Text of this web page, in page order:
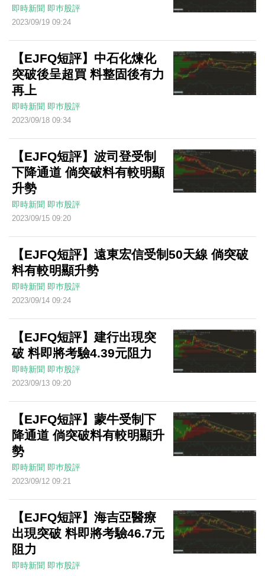
即時新聞 即巿股評
2023/09/19 09:24
【EJFQ短評】中石化煉化
突破後呈超買 料整固後有力
再上
即時新聞 即巿股評
2023/09/18 09:34
【EJFQ短評】波司登受制
下降通道 倘突破料有較明顯
升勢
即時新聞 即巿股評
2023/09/15 09:20
【EJFQ短評】遠東宏信受制50天線 倘突破
料有較明顯升勢
即時新聞 即巿股評
2023/09/14 09:24
【EJFQ短評】建行出現突
破 料即將考驗4.39元阻力
即時新聞 即巿股評
2023/09/13 09:20
【EJFQ短評】蒙牛受制下
降通道 倘突破料有較明顯升
勢
即時新聞 即巿股評
2023/09/12 09:21
【EJFQ短評】海吉亞醫療
出現突破 料即將考驗46.7元
阻力
即時新聞 即巿股評